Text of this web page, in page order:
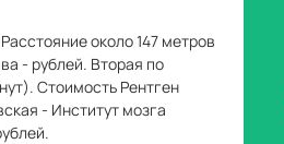
около 147 метров
- рублей. Вторая по
Стоимость Рентген
- Институт мозга